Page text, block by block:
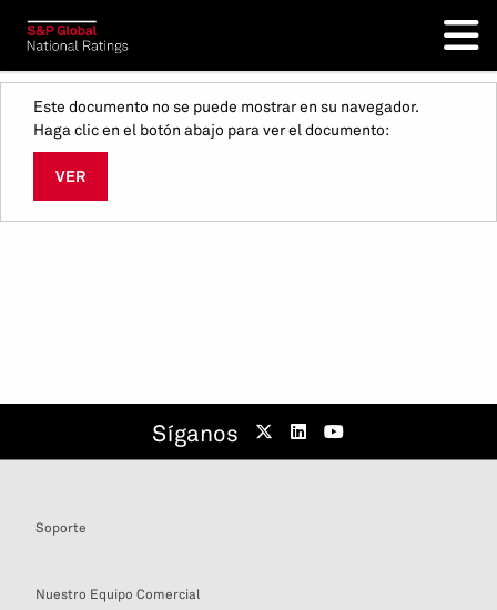
Este documento no se puede mostrar en su navegador.
Haga clic en el botón abajo para ver el documento:
VER
Síganos
Soporte
Nuestro Equipo Comercial